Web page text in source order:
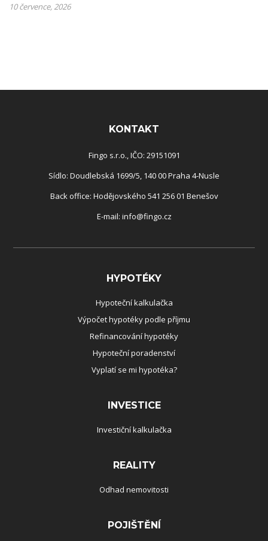
10 července, 2026
KONTAKT
Fingo s.r.o., IČO: 29151091
Sídlo: Doudlebská 1699/5, 140 00 Praha 4-Nusle
Back office: Hodějovského 541 256 01 Benešov
E-mail: info@fingo.cz
HYPOTÉKY
Hypoteční kalkulačka
Výpočet hypotéky podle příjmu
Refinancování hypotéky
Hypoteční poradenství
Vyplatí se mi hypotéka?
INVESTICE
Investiční kalkulačka
REALITY
Odhad nemovitosti
POJIŠTĚNÍ